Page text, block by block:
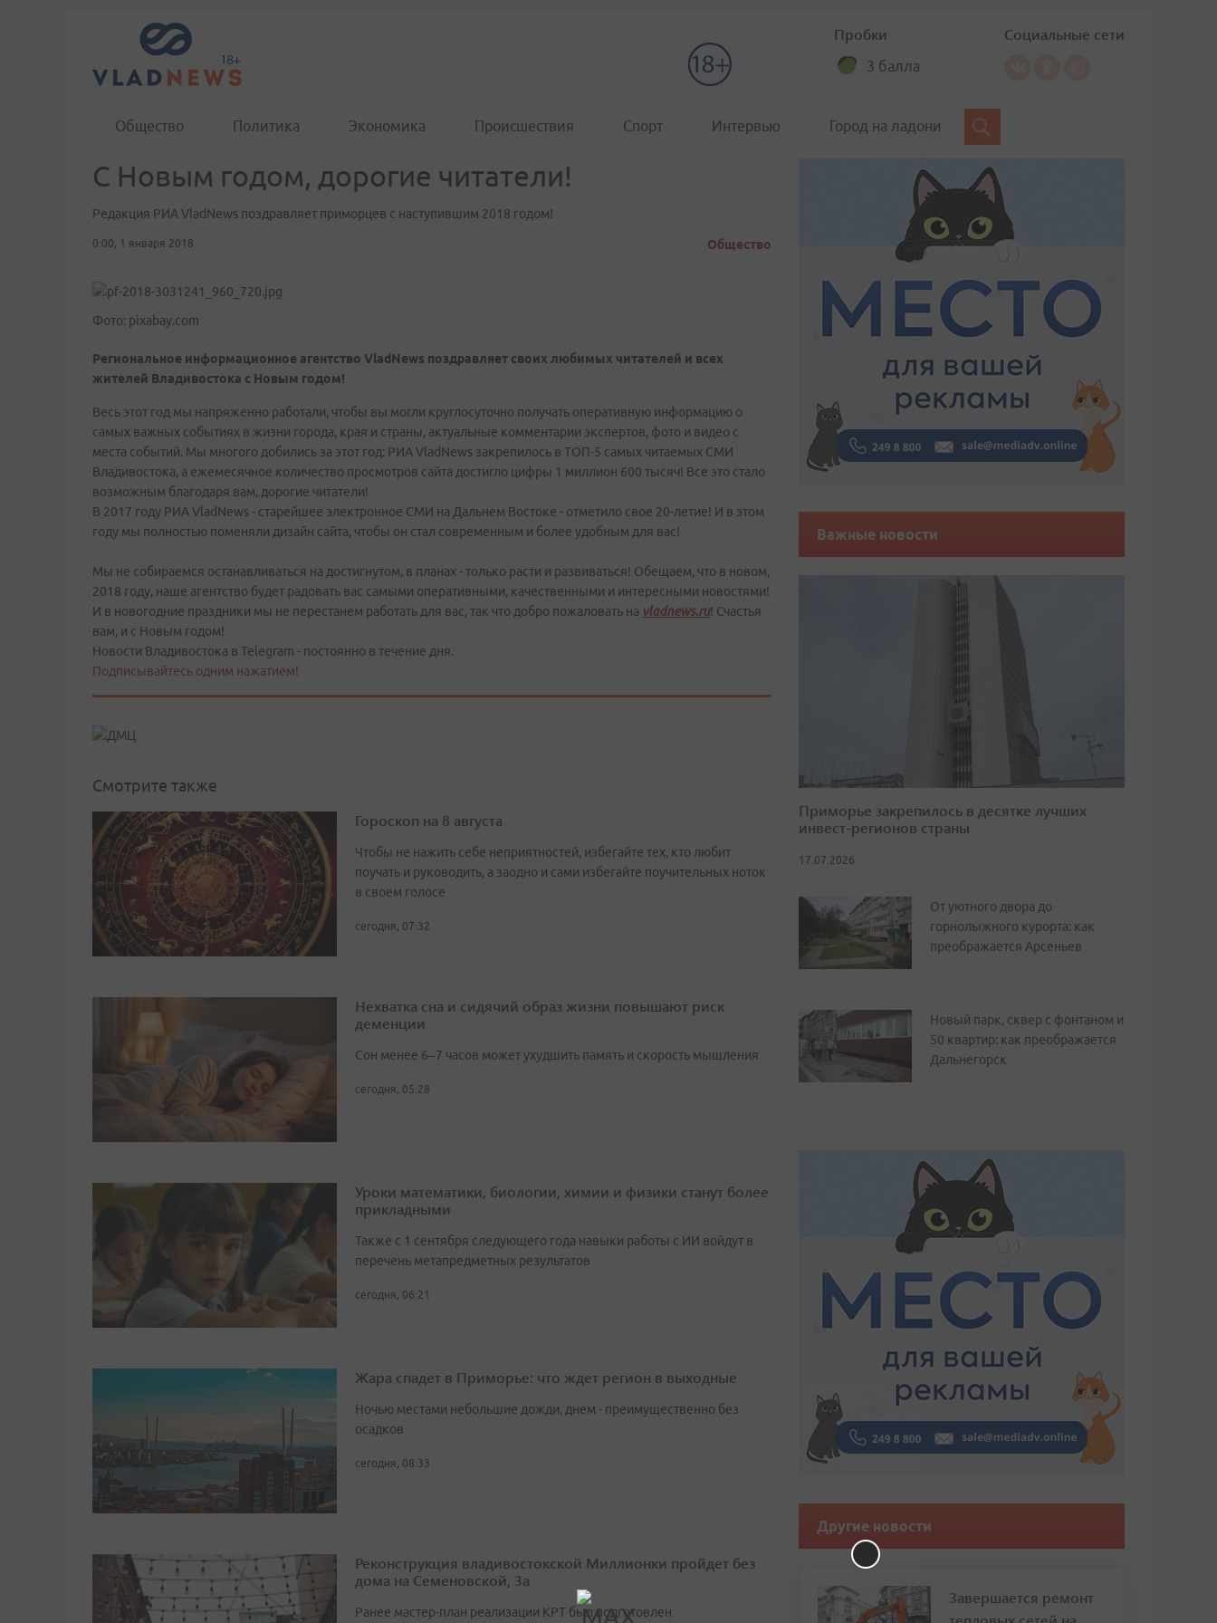
Пробки
3 балла
Социальные сети
Общество Политика Экономика Происшествия Спорт Интервью Город на ладони
С Новым годом, дорогие читатели!
Редакция РИА VladNews поздравляет приморцев с наступившим 2018 годом!
0:00, 1 января 2018 Общество
Фото: pixabay.com
Региональное информационное агентство VladNews поздравляет своих любимых читателей и всех
жителей Владивостока с Новым годом!
Весь этот год мы напряженно работали, чтобы вы могли круглосуточно получать оперативную информацию о
самых важных событиях в жизни города, края и страны, актуальные комментарии экспертов, фото и видео с
места событий. Мы многого добились за этот год: РИА VladNews закрепилось в ТОП-5 самых читаемых СМИ
Владивостока, а ежемесячное количество просмотров сайта достигло цифры 1 миллион 600 тысяч! Все это стало
возможным благодаря вам, дорогие читатели!
В 2017 году РИА VladNews - старейшее электронное СМИ на Дальнем Востоке - отметило свое 20-летие! И в этом
году мы полностью поменяли дизайн сайта, чтобы он стал современным и более удобным для вас!
Мы не собираемся останавливаться на достигнутом, в планах - только расти и развиваться! Обещаем, что в новом,
2018 году, наше агентство будет радовать вас самыми оперативными, качественными и интересными новостями!
И в новогодние праздники мы не перестанем работать для вас, так что добро пожаловать на vladnews.ru! Счастья
вам, и с Новым годом!
Новости Владивостока в Telegram - постоянно в течение дня.
Подписывайтесь одним нажатием!
Смотрите также
Гороскоп на 8 августа
Чтобы не нажить себе неприятностей, избегайте тех, кто любит
поучать и руководить, а заодно и сами избегайте поучительных ноток
в своем голосе
сегодня, 07:32
Нехватка сна и сидячий образ жизни повышают риск
деменции
Сон менее 6–7 часов может ухудшить память и скорость мышления
сегодня, 05:28
Уроки математики, биологии, химии и физики станут более
прикладными
Также с 1 сентября следующего года навыки работы с ИИ войдут в
перечень метапредметных результатов
сегодня, 06:21
Жара спадет в Приморье: что ждет регион в выходные
Ночью местами небольшие дожди, днем - преимущественно без
осадков
сегодня, 08:33
Реконструкция владивостокской Миллионки пройдет без
дома на Семеновской, 3а
Ранее мастер-план реализации КРТ был подготовлен
Важные новости
Приморье закрепилось в десятке лучших
инвест-регионов страны
17.07.2026
От уютного двора до
горнолыжного курорта: как
преображается Арсеньев
Новый парк, сквер с фонтаном и
50 квартир: как преображается
Дальнегорск
Другие новости
Завершается ремонт